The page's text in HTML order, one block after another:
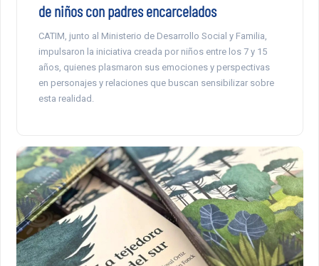
de niños con padres encarcelados
CATIM, junto al Ministerio de Desarrollo Social y Familia,
impulsaron la iniciativa creada por niños entre los 7 y 15
años, quienes plasmaron sus emociones y perspectivas
en personajes y relaciones que buscan sensibilizar sobre
esta realidad.